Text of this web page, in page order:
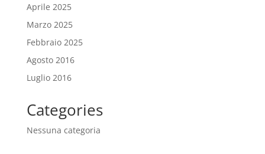
Aprile 2025
Marzo 2025
Febbraio 2025
Agosto 2016
Luglio 2016
Categories
Nessuna categoria